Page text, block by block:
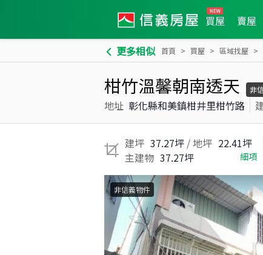
買屋 賣屋
更多相似 首頁 買屋 區域找屋
柑竹溫馨朝南透天 非
地址 彰化縣和美鎮柑井里柑竹路
建坪 37.27坪 / 地坪 22.41坪
主建物 37.27坪 細項
非信義物件